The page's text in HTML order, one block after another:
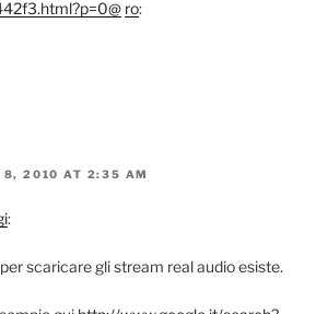
ro:
8, 2010 AT 2:35 AM
:
scaricare gli stream real audio esiste.